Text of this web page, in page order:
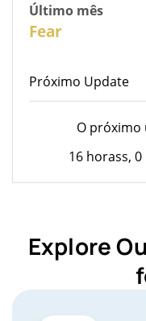
Último mês
Fear
Próximo Update
O próximo
16 horass,
Explore